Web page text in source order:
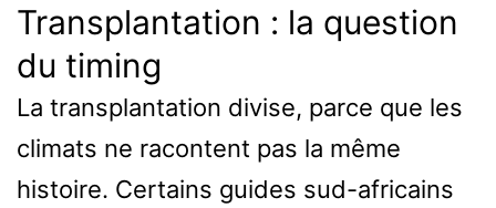
Transplantation : la question
du timing
La transplantation divise, parce que les
climats ne racontent pas la même
histoire. Certains guides sud-africains